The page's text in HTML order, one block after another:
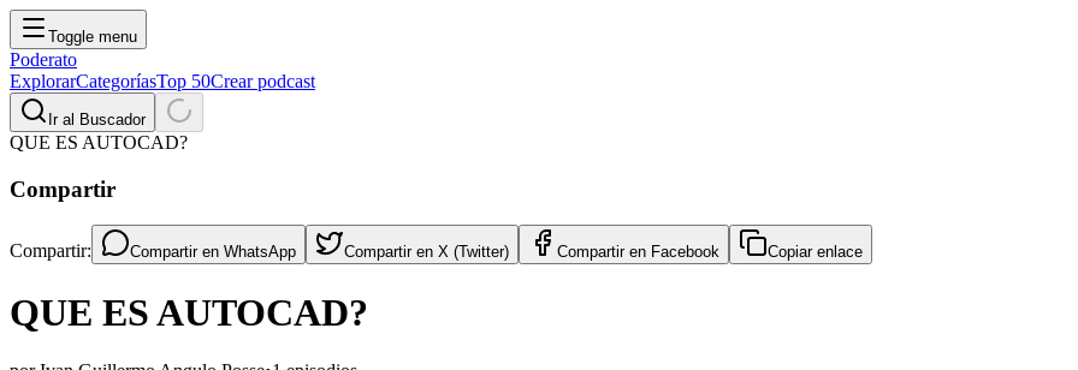
Toggle menu
Poderato
ExplorarCategoríasTop 50Crear podcast
Ir al Buscador
QUE ES AUTOCAD?
Compartir
Compartir: Compartir en WhatsApp Compartir en X (Twitter) Compartir en Facebook Copiar enlace
QUE ES AUTOCAD?